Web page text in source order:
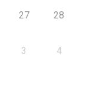
27 28
3 4